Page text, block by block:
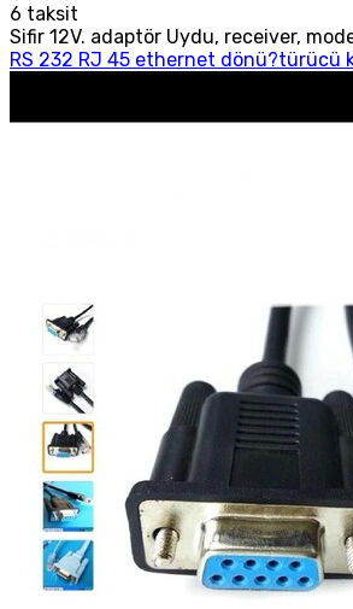
6 taksit
Sifir 12V. adaptör Uydu, receiver,
RS 232 RJ 45 ethernet dönü?türücü